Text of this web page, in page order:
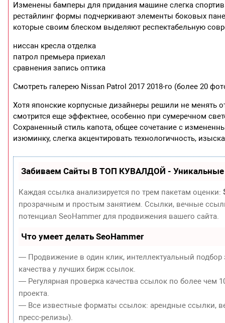
Изменены бамперы для придания машине слегка
рестайлинг формы подчеркивают элементы боковых
которые своим блеском выделяют респектабельную
ниссан кресла отделка
патрол премьера приехал
сравнения запись оптика
Смотреть галерею Nissan Patrol 2017 2018-го (более 20
Хотя японские корпусные дизайнеры решили не менять
смотрится еще эффектнее, особенно при сумеречном
Сохраненный стиль капота, общее сочетание с
изюминку, слегка акцентировать технологичность,
Забиваем Сайты В ТОП КУВАЛДОЙ - Уникальные
Каждая ссылка анализируется по трем пакетам оценки:
прозрачным и простым занятием. Ссылки, вечные
потенциал SeoHammer для продвижения вашего сайта.
Что умеет делать SeoHammer
— Продвижение в один клик, интеллектуальный
качества у лучших бирж ссылок.
— Регулярная проверка качества ссылок по более чем
проекта.
— Все известные форматы ссылок: арендные ссылки,
пресс-релизы).